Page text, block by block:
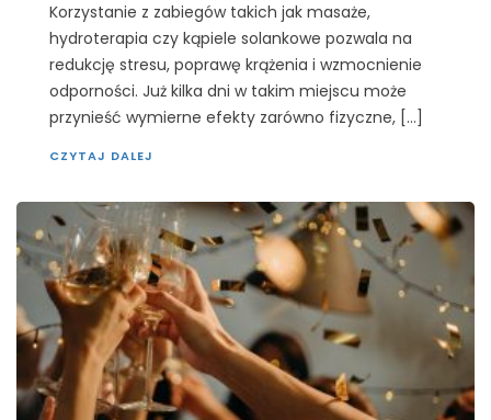
Korzystanie z zabiegów takich jak masaże,
hydroterapia czy kąpiele solankowe pozwala na
redukcję stresu, poprawę krążenia i wzmocnienie
odporności. Już kilka dni w takim miejscu może
przynieść wymierne efekty zarówno fizyczne, […]
CZYTAJ DALEJ